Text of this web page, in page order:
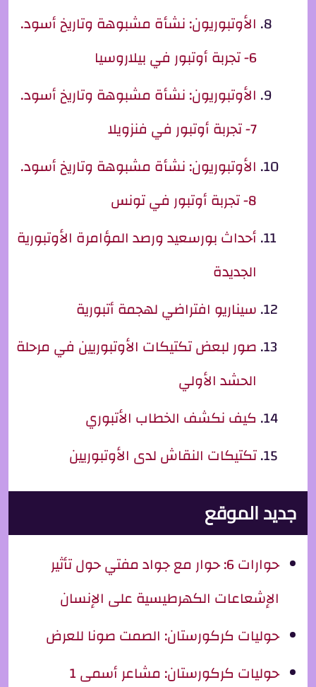
الأوتبوريون: نشأة مشبوهة وتاريخ أسود.
6- تجربة أوتبور في بيلاروسيا
الأوتبوريون: نشأة مشبوهة وتاريخ أسود.
7- تجربة أوتبور في فنزويلا
الأوتبوريون: نشأة مشبوهة وتاريخ أسود.
8- تجربة أوتبور في تونس
أحداث بورسعيد ورصد المؤامرة الأوتبورية
الجديدة
سيناريو افتراضي لهجمة أتبورية
صور لبعض تكتيكات الأوتبوريين في مرحلة
الحشد الأولي
كيف نكشف الخطاب الأتبوري
تكتيكات النقاش لدى الأوتبوريين
جديد الموقع
حوارات 6: حوار مع جواد مفتي حول تأثير
الإشعاعات الكهرطيسية على الإنسان
حوليات كركورستان: الصمت صونا للعرض
حوليات كركورستان: مشاعر أسمى 1